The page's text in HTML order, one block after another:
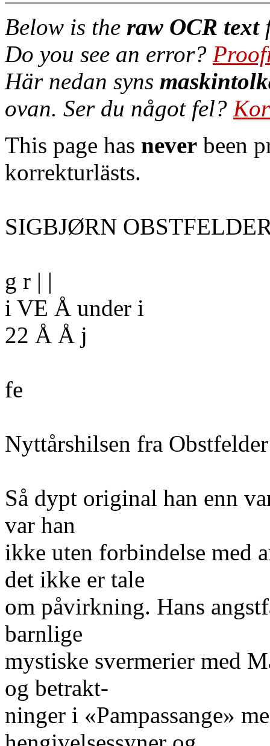
Below is the raw OCR text
Do you see an error?
Här nedan syns
ovan. Ser du något fel?
This page has never been
korrekturlästs.
SIGBJØRN
g r | |
i VE Å under i
22 Å Å j
fe
Nyttårshilsen fra
Så dypt original han enn
var han
ikke uten forbindelse med
det ikke er tale
om påvirkning. Hans
barnlige
mystiske svermerier med
og betrakt-
ninger i «Pampassange»